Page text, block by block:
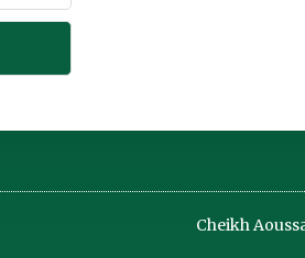
Cheikh